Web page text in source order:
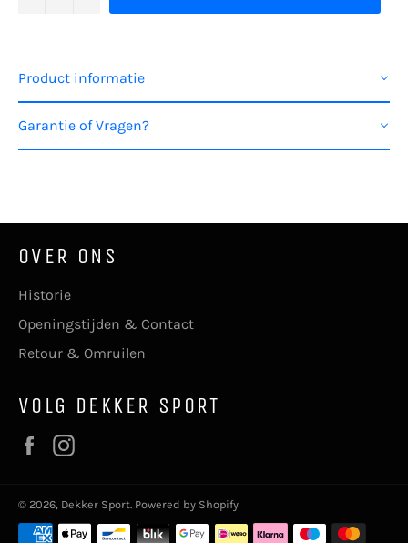
Product informatie
Garantie of Vragen?
OVER ONS
Historie
Openingstijden & Contact
Retour & Omruilen
VOLG DEKKER SPORT
Facebook
© 2026, Dekker Sport. Powered by Shopify
Betaalmethoden